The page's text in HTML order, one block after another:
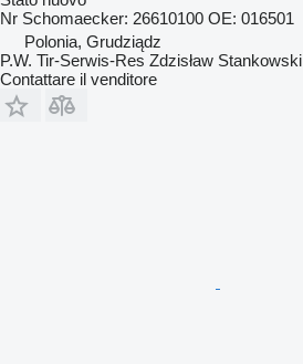
Nr Schomaecker: 26610100 OE: 016501
Polonia, Grudziądz
P.W. Tir-Serwis-Res Zdzisław Stankowski
Contattare il venditore